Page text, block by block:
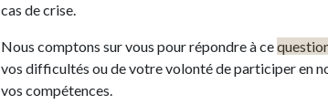
cas de crise.
Nous comptons sur vous pour répondre à ce
vos difficultés ou de votre volonté de participer en
vos compétences.